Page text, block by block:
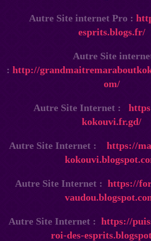
Autre Site internet Pro :
esprits.blogs.fr/
Autre Site
: http://
om/
Autre Site Internet :
kokouvi.fr.gd/
Autre Site Internet :
https://
Autre Site Internet : https://
Autre Site Internet : https://
roi-des-